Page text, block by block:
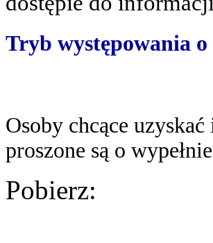
Tryb występowania
Osoby chcące
proszone są o
Pobierz: